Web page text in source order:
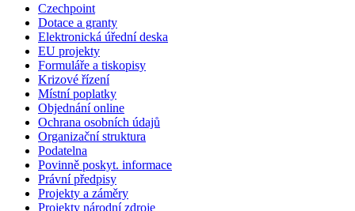
Czechpoint
Dotace a granty
Elektronická úřední deska
EU projekty
Formuláře a tiskopisy
Krizové řízení
Místní poplatky
Objednání online
Ochrana osobních údajů
Organizační struktura
Podatelna
Povinně poskyt. informace
Právní předpisy
Projekty a záměry
Projekty národní zdroje